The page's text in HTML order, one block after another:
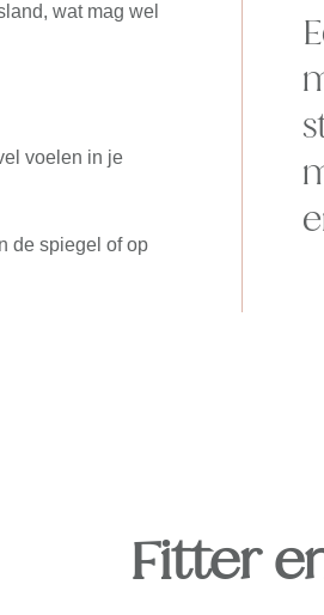
wat mag wel
voelen in je
de spiegel of op
Fitter